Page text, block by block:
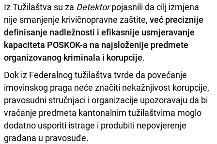
Iz Tužilaštva su za Detektorpojasnili da cilj izmjena
nije smanjenje krivičnopravne zaštite, već preciznije
definisanje nadležnosti i efikasnije usmjeravanje
kapaciteta POSKOK-a na najsloženije predmete
organizovanog kriminala i korupcije.
Dok iz Federalnog tužilaštva tvrde da povećanje
imovinskog praga neće značiti nekažnjivost korupcije,
pravosudni stručnjaci i organizacije upozoravaju da bi
vraćanje predmeta kantonalnim tužilaštvima moglo
dodatno usporiti istrage i produbiti nepovjerenje
građana u pravosuđe.